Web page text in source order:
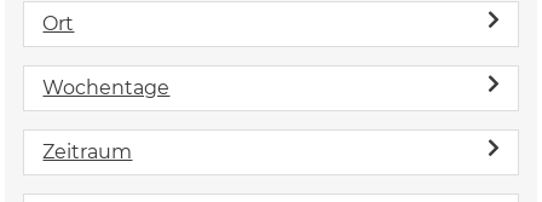
Ort
Wochentage
Zeitraum